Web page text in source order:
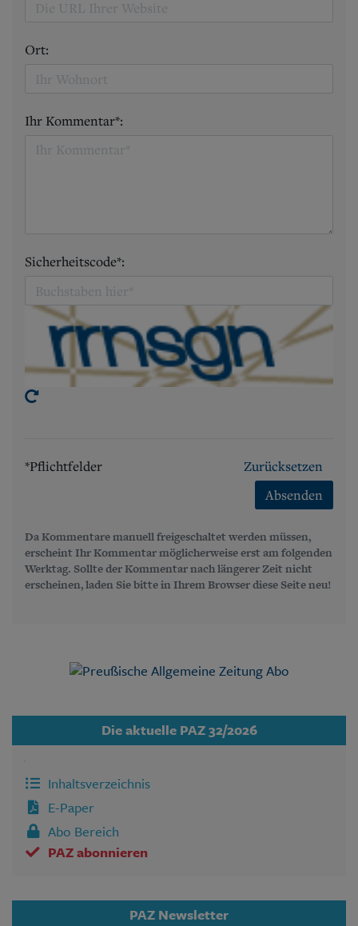
Ort:
Ihr Kommentar*:
Sicherheitscode*:
*Pflichtfelder
Zurücksetzen
Absenden
Da Kommentare manuell freigeschaltet werden müssen,
erscheint Ihr Kommentar möglicherweise erst am folgenden
Werktag. Sollte der Kommentar nach längerer Zeit nicht
erscheinen, laden Sie bitte in Ihrem Browser diese Seite neu!
Die aktuelle PAZ 32/2026
Inhaltsverzeichnis
E-Paper
Abo Bereich
PAZ abonnieren
PAZ Newsletter